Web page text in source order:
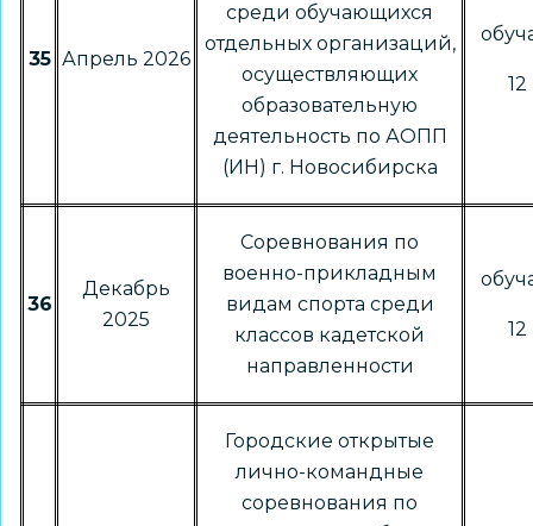
35 Апрель 2026
среди обучающихся
отдельных организаций,
осуществляющих
образовательную
деятельность по АОПП
(ИН) г. Новосибирска
12
36
Декабрь
2025
Соревнования по
военно-прикладным
видам спорта среди
классов кадетской
направленности
12
Городские открытые
лично-командные
соревнования по